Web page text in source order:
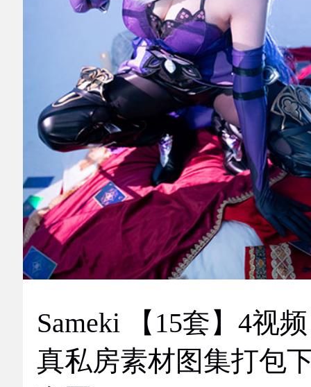
Sameki 【15套】4视
真私房素材图集打包